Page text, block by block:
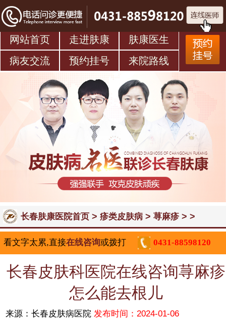
网站首页 走进肤康
肤康医生
病友交流
预约挂号 来院路线
长春肤康医院首页> 疹类皮肤病> 荨麻疹> >
看文字太累,直接在线咨询或拨打 0431-88598120
长春皮肤科医院在线咨询荨麻疹
怎么能去根儿
来源：长春皮肤病医院发布时间：2024-01-06